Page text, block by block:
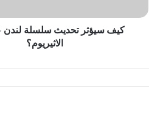
كيف سيؤثر تحديث سلسلة لندن
الاثيريوم؟